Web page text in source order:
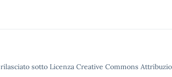
sotto Licenza Creative Commons